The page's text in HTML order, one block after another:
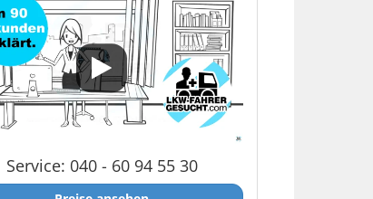
Service: 040 - 60 94 55 30